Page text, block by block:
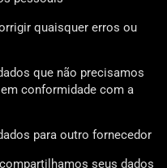
quaisquer erros ou
que não precisamos
conformidade com a
para outro fornecedor
seus dados